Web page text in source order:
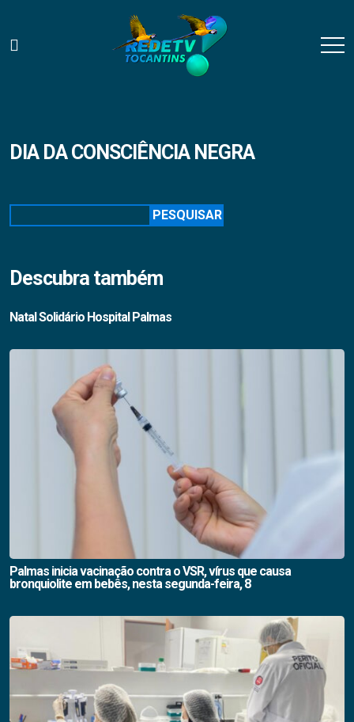
DIA DA CONSCIÊNCIA NEGRA
PESQUISAR
Descubra também
Natal Solidário Hospital Palmas
Palmas inicia vacinação contra o VSR, vírus que causa
bronquiolite em bebês, nesta segunda-feira, 8